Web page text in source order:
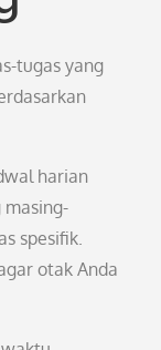
tugas yang
harian
spesifik.
otak Anda